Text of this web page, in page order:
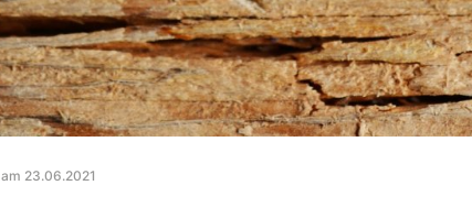
am 23.06.2021